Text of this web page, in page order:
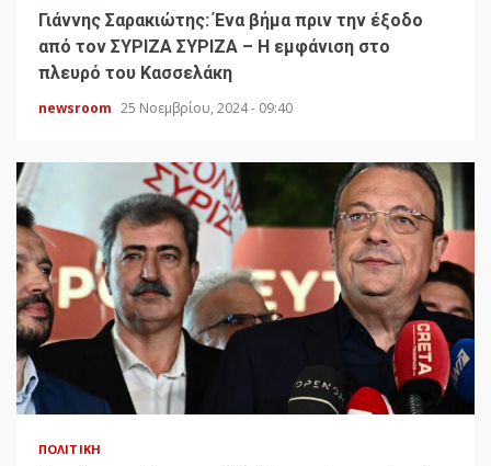
Γιάννης Σαρακιώτης: Ένα βήμα πριν την έξοδο
από τον ΣΥΡΙΖΑ ΣΥΡΙΖΑ – Η εμφάνιση στο
πλευρό του Κασσελάκη
newsroom 25 Νοεμβρίου, 2024 - 09:40
ΠΟΛΙΤΙΚΉ